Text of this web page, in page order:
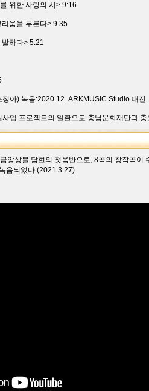
위한 사랑의 시> 9:16
움을 부른다> 9:35
하다> 5:21
아) 녹음:2020.12. ARKMUSIC Studio 대전.
업 프로젝트의 일환으로 충남문화재단과
앙상블 담현의 첫음반으로, 8곡의 창작곡
음되었다.(2021.3.27)